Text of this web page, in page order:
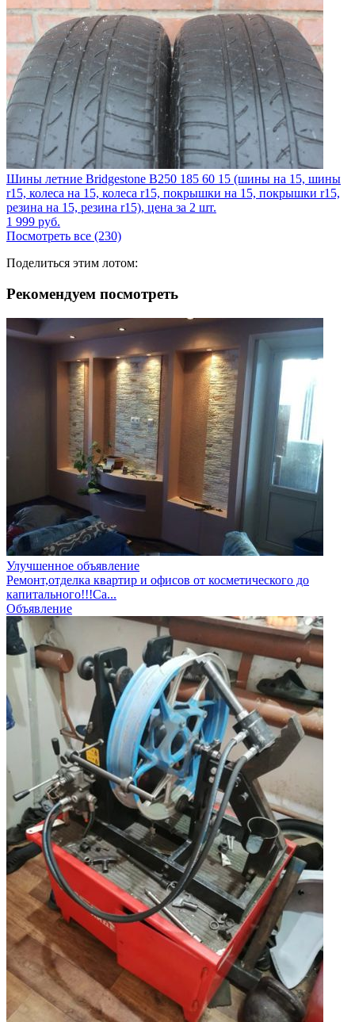
Шины летние Bridgestone B250 185 60 15 (шины на 15, шины
r15, колеса на 15, колеса r15, покрышки на 15, покрышки r15,
резина на 15, резина r15), цена за 2 шт.
1 999 руб.
Посмотреть все (230)
Поделиться этим лотом:
Рекомендуем посмотреть
Улучшенное объявление
Ремонт,отделка квартир и офисов от косметического до
капитального!!!Са...
Объявление